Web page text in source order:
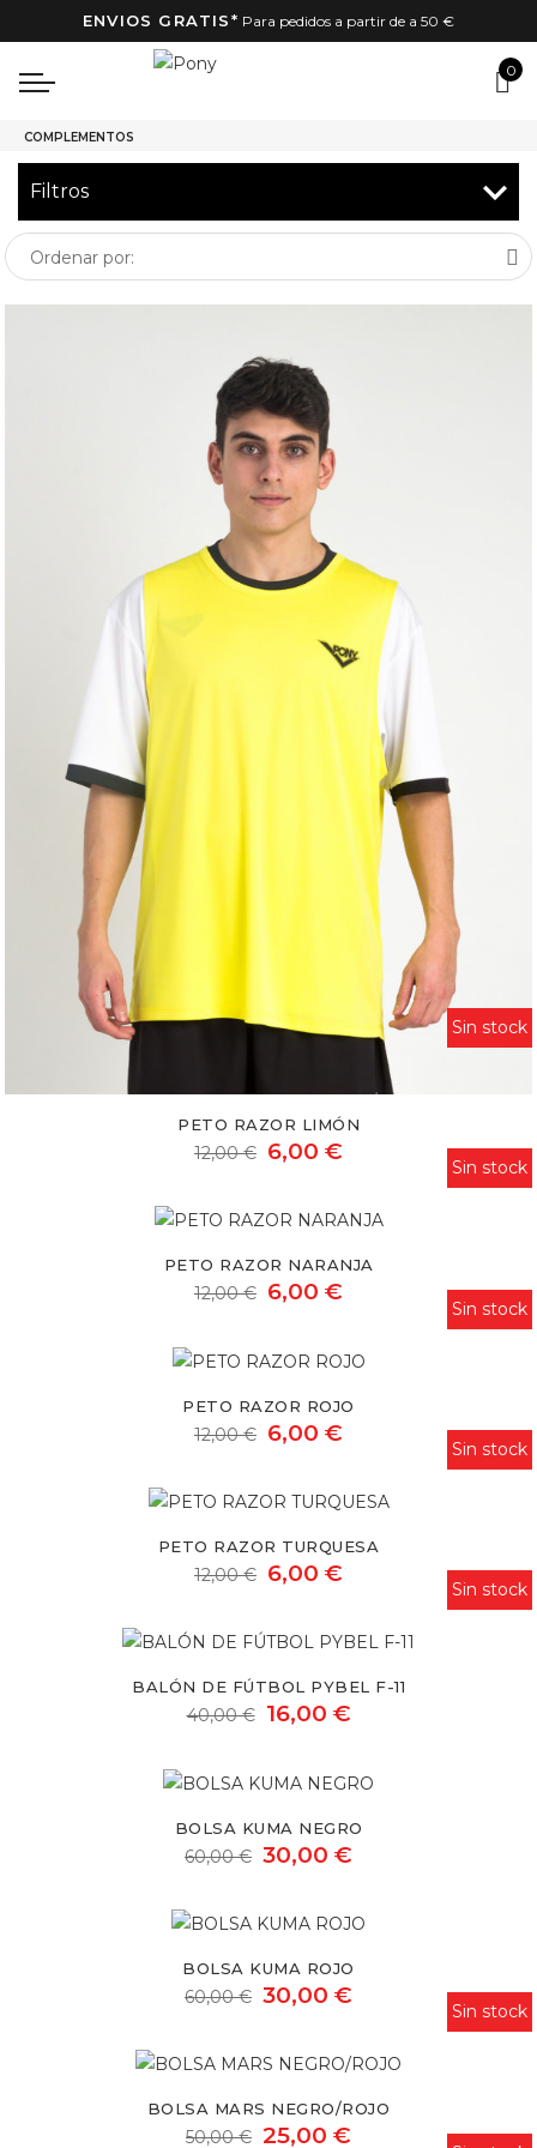
ENVIOS GRATIS* Para pedidos a partir de a 50 €
menu
0
INICIO
COMPLEMENTOS
Filtros
Ordenar por:
PETO RAZOR LIMÓN
12,00 €
Sin stock
6,00 €
Peto
naranja
PETO RAZOR NARANJA
12,00 €
Sin stock
6,00 €
Peto
rojo
PETO RAZOR ROJO
12,00 €
Sin stock
6,00 €
Peto
turquesa
PETO RAZOR TURQUESA
12,00 €
Sin stock
6,00 €
Balón
fútbol
BALÓN DE FÚTBOL PYBEL F-11
40,00 €
Sin stock
16,00 €
Bolsa
negro
BOLSA KUMA NEGRO
60,00 € 30,00 €
Bolsa
rojo
BOLSA KUMA ROJO
60,00 € 30,00 €
Bolsa
negro/rojo
BOLSA MARS NEGRO/ROJO
50,00 €
Sin stock
25,00 €